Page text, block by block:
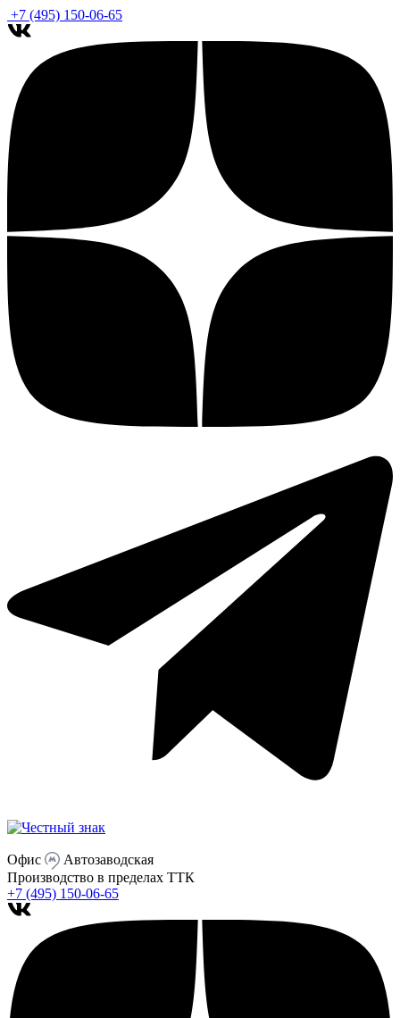
+7 (495) 150-06-65
Офис
Автозаводская
Производство в пределах ТТК
+7 (495) 150-06-65